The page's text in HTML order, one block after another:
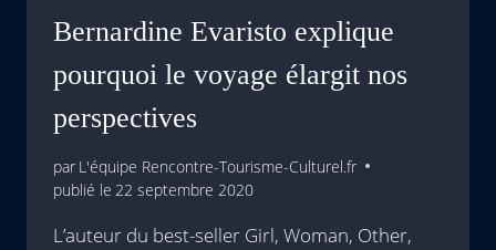
Bernardine Evaristo explique
pourquoi le voyage élargit nos
perspectives
par L'équipe Rencontre-Tourisme-Culturel.fr
publié le 22 septembre 2020
L’auteur du best-seller Girl, Woman, Other,